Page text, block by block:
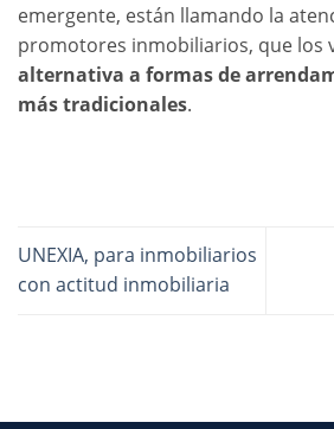
emergente, están llamando la
promotores inmobiliarios, que los
alternativa a formas de
más tradicionales.
UNEXIA, para inmobiliarios
con actitud inmobiliaria